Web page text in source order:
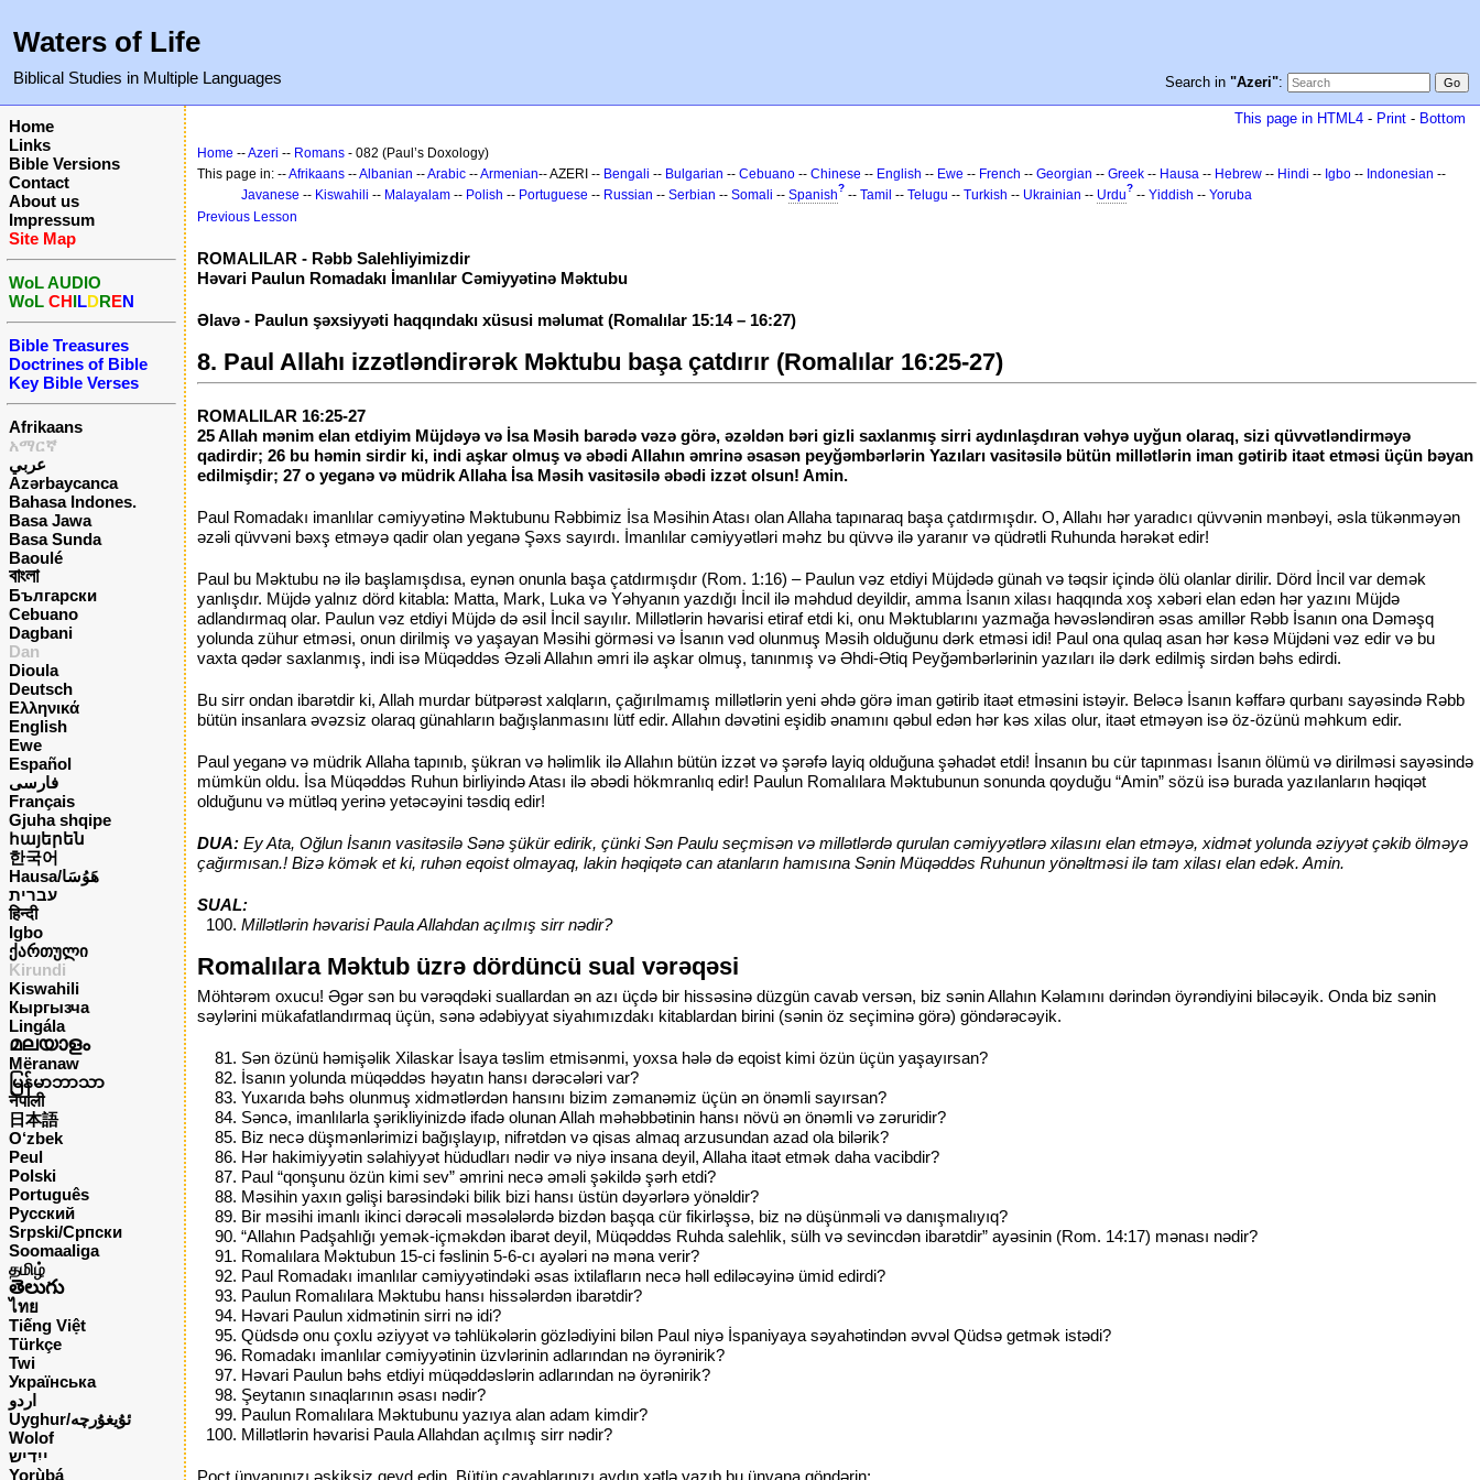
Waters of Life
Biblical Studies in Multiple Languages Search in "Azeri":
Home
Links
Bible Versions
Contact
About us
Impressum
Site Map
WoL AUDIO
WoL CHILDREN
Bible Treasures
Doctrines of Bible
Key Bible Verses
Afrikaans
አማርኛ
عربي
Azərbaycanca
Bahasa Indones.
Basa Jawa
Basa Sunda
Baoulé
বাংলা
Български
Cebuano
Dagbani
Dan
Dioula
Deutsch
Ελληνικά
English
Ewe
Español
فارسی
Français
Gjuha shqipe
հայերեն
한국어
Hausa/هَوُسَا
עברית
हिन्दी
Igbo
ქართული
Kirundi
Kiswahili
Кыргызча
Lingála
മലയാളം
Mëranaw
မြန်မာဘာသာ
नेपाली
日本語
O‘zbek
Peul
Polski
Português
Русский
Srpski/Српски
Soomaaliga
தமிழ்
తెలుగు
ไทย
Tiếng Việt
Türkçe
Twi
Українська
اردو
Uyghur/ئۇيغۇرچه
Wolof
ייִדיש
Yorùbá
This page in HTML4 - Print - Bottom
Home --Azeri -- Romans - 082 (Paul’s Doxology)
This page in: --Afrikaans --Albanian --Arabic --Armenian-- AZERI -- Bengali -- Bulgarian -- Cebuano -- Chinese -- English -- Ewe -- French -- Georgian -- Greek -- Hausa -- Hebrew -- Hindi -- Igbo -- Indonesian --
Javanese -- Kiswahili -- Malayalam -- Polish -- Portuguese -- Russian -- Serbian -- Somali -- Spanish? -- Tamil -- Telugu -- Turkish -- Ukrainian -- Urdu? -- Yiddish -- Yoruba
Previous Lesson
ROMALILAR - Rəbb Salehliyimizdir
Həvari Paulun Romadakı İmanlılar Cəmiyyətinə Məktubu
Əlavə - Paulun şəxsiyyəti haqqındakı xüsusi məlumat (Romalılar 15:14 – 16:27)
8. Paul Allahı izzətləndirərək Məktubu başa çatdırır (Romalılar 16:25-27)
ROMALILAR 16:25-27
25 Allah mənim elan etdiyim Müjdəyə və İsa Məsih barədə vəzə görə, əzəldən bəri gizli saxlanmış sirri aydınlaşdıran vəhyə uyğun olaraq, sizi qüvvətləndirməyə
qadirdir; 26 bu həmin sirdir ki, indi aşkar olmuş və əbədi Allahın əmrinə əsasən peyğəmbərlərin Yazıları vasitəsilə bütün millətlərin iman gətirib itaət etməsi üçün bəyan
edilmişdir; 27 o yeganə və müdrik Allaha İsa Məsih vasitəsilə əbədi izzət olsun! Amin.
Paul Romadakı imanlılar cəmiyyətinə Məktubunu Rəbbimiz İsa Məsihin Atası olan Allaha tapınaraq başa çatdırmışdır. O, Allahı hər yaradıcı qüvvənin mənbəyi, əsla tükənməyən
əzəli qüvvəni bəxş etməyə qadir olan yeganə Şəxs sayırdı. İmanlılar cəmiyyətləri məhz bu qüvvə ilə yaranır və qüdrətli Ruhunda hərəkət edir!
Paul bu Məktubu nə ilə başlamışdısa, eynən onunla başa çatdırmışdır (Rom. 1:16) – Paulun vəz etdiyi Müjdədə günah və təqsir içində ölü olanlar dirilir. Dörd İncil var demək
yanlışdır. Müjdə yalnız dörd kitabla: Matta, Mark, Luka və Yəhyanın yazdığı İncil ilə məhdud deyildir, amma İsanın xilası haqqında xoş xəbəri elan edən hər yazını Müjdə
adlandırmaq olar. Paulun vəz etdiyi Müjdə də əsil İncil sayılır. Millətlərin həvarisi etiraf etdi ki, onu Məktublarını yazmağa həvəsləndirən əsas amillər Rəbb İsanın ona Dəməşq
yolunda zühur etməsi, onun dirilmiş və yaşayan Məsihi görməsi və İsanın vəd olunmuş Məsih olduğunu dərk etməsi idi! Paul ona qulaq asan hər kəsə Müjdəni vəz edir və bu
vaxta qədər saxlanmış, indi isə Müqəddəs Əzəli Allahın əmri ilə aşkar olmuş, tanınmış və Əhdi-Ətiq Peyğəmbərlərinin yazıları ilə dərk edilmiş sirdən bəhs edirdi.
Bu sirr ondan ibarətdir ki, Allah murdar bütpərəst xalqların, çağırılmamış millətlərin yeni əhdə görə iman gətirib itaət etməsini istəyir. Beləcə İsanın kəffarə qurbanı sayəsində Rəbb
bütün insanlara əvəzsiz olaraq günahların bağışlanmasını lütf edir. Allahın dəvətini eşidib ənamını qəbul edən hər kəs xilas olur, itaət etməyən isə öz-özünü məhkum edir.
Paul yeganə və müdrik Allaha tapınıb, şükran və həlimlik ilə Allahın bütün izzət və şərəfə layiq olduğuna şəhadət etdi! İnsanın bu cür tapınması İsanın ölümü və dirilməsi sayəsində
mümkün oldu. İsa Müqəddəs Ruhun birliyində Atası ilə əbədi hökmranlıq edir! Paulun Romalılara Məktubunun sonunda qoyduğu “Amin” sözü isə burada yazılanların həqiqət
olduğunu və mütləq yerinə yetəcəyini təsdiq edir!
DUA: Ey Ata, Oğlun İsanın vasitəsilə Sənə şükür edirik, çünki Sən Paulu seçmisən və millətlərdə qurulan cəmiyyətlərə xilasını elan etməyə, xidmət yolunda əziyyət çəkib ölməyə
çağırmısan.! Bizə kömək et ki, ruhən eqoist olmayaq, lakin həqiqətə can atanların hamısına Sənin Müqəddəs Ruhunun yönəltməsi ilə tam xilası elan edək. Amin.
SUAL:
Millətlərin həvarisi Paula Allahdan açılmış sirr nədir?
Romalılara Məktub üzrə dördüncü sual vərəqəsi
Möhtərəm oxucu! Əgər sən bu vərəqdəki suallardan ən azı üçdə bir hissəsinə düzgün cavab versən, biz sənin Allahın Kəlamını dərindən öyrəndiyini biləcəyik. Onda biz sənin
səylərini mükafatlandırmaq üçün, sənə ədəbiyyat siyahımızdakı kitablardan birini (sənin öz seçiminə görə) göndərəcəyik.
Sən özünü həmişəlik Xilaskar İsaya təslim etmisənmi, yoxsa hələ də eqoist kimi özün üçün yaşayırsan?
İsanın yolunda müqəddəs həyatın hansı dərəcələri var?
Yuxarıda bəhs olunmuş xidmətlərdən hansını bizim zəmanəmiz üçün ən önəmli sayırsan?
Səncə, imanlılarla şərikliyinizdə ifadə olunan Allah məhəbbətinin hansı növü ən önəmli və zəruridir?
Biz necə düşmənlərimizi bağışlayıp, nifrətdən və qisas almaq arzusundan azad ola bilərik?
Hər hakimiyyətin səlahiyyət hüdudları nədir və niyə insana deyil, Allaha itaət etmək daha vacibdir?
Paul “qonşunu özün kimi sev” əmrini necə əməli şəkildə şərh etdi?
Məsihin yaxın gəlişi barəsindəki bilik bizi hansı üstün dəyərlərə yönəldir?
Bir məsihi imanlı ikinci dərəcəli məsələlərdə bizdən başqa cür fikirləşsə, biz nə düşünməli və danışmalıyıq?
“Allahın Padşahlığı yemək-içməkdən ibarət deyil, Müqəddəs Ruhda salehlik, sülh və sevincdən ibarətdir” ayəsinin (Rom. 14:17) mənası nədir?
Romalılara Məktubun 15-ci fəslinin 5-6-cı ayələri nə məna verir?
Paul Romadakı imanlılar cəmiyyətindəki əsas ixtilafların necə həll ediləcəyinə ümid edirdi?
Paulun Romalılara Məktubu hansı hissələrdən ibarətdir?
Həvari Paulun xidmətinin sirri nə idi?
Qüdsdə onu çoxlu əziyyət və təhlükələrin gözlədiyini bilən Paul niyə İspaniyaya səyahətindən əvvəl Qüdsə getmək istədi?
Romadakı imanlılar cəmiyyətinin üzvlərinin adlarından nə öyrənirik?
Həvari Paulun bəhs etdiyi müqəddəslərin adlarından nə öyrənirik?
Şeytanın sınaqlarının əsası nədir?
Paulun Romalılara Məktubunu yazıya alan adam kimdir?
Millətlərin həvarisi Paula Allahdan açılmış sirr nədir?
Poçt ünvanınızı əskiksiz qeyd edin. Bütün cavablarınızı aydın xətlə yazıb bu ünvana göndərin: